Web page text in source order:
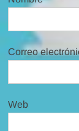
Correo
Web